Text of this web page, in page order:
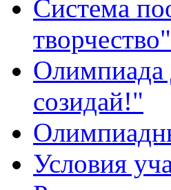
Система
творчество"
Олимпиада
созидай!"
Условия